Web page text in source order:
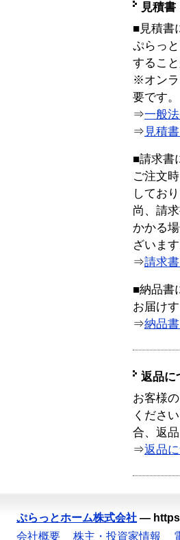
見積
■見積書
ぷらっ
すること
※オンラ
要です。
⇒一般
⇒ 見積
■請求書
ご注文
しており
尚、請
かかる
ざいます
⇒請求
■納品書
お届け
⇒納品
返品に
お客様
くださ
合、返
⇒返品
ぷらっとホーム株式会社 —
会社概要
株主・投資家情報